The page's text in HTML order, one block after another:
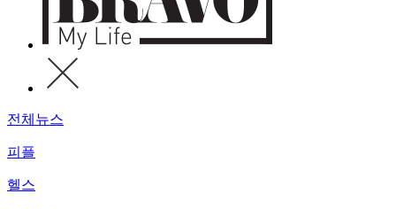
전체뉴스
피플
헬스